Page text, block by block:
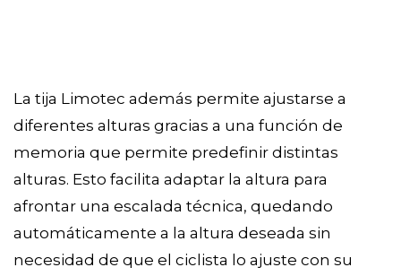
La tija Limotec además permite ajustarse a
diferentes alturas gracias a una función de
memoria que permite predefinir distintas
alturas. Esto facilita adaptar la altura para
afrontar una escalada técnica, quedando
automáticamente a la altura deseada sin
necesidad de que el ciclista lo ajuste con su